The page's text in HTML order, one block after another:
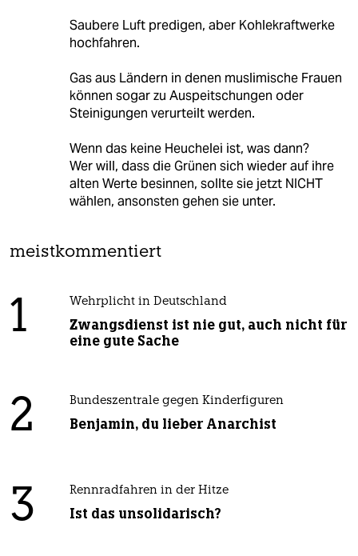
Saubere Luft predigen, aber Kohlekraftwerke
hochfahren.
Gas aus Ländern in denen muslimische Frauen
können sogar zu Auspeitschungen oder
Steinigungen verurteilt werden.
Wenn das keine Heuchelei ist, was dann?
Wer will, dass die Grünen sich wieder auf ihre
alten Werte besinnen, sollte sie jetzt NICHT
wählen, ansonsten gehen sie unter.
meistkommentiert
1 Wehrplicht in Deutschland
Zwangsdienst ist nie gut, auch nicht für
eine gute Sache
2 Bundeszentrale gegen Kinderfiguren
Benjamin, du lieber Anarchist
3 Rennradfahren in der Hitze
Ist das unsolidarisch?